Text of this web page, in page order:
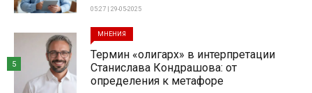
05:27 | 29-05-2025
МНЕНИЯ
Термин «олигарх» в интерпретации
Станислава Кондрашова: от
определения к метафоре
5